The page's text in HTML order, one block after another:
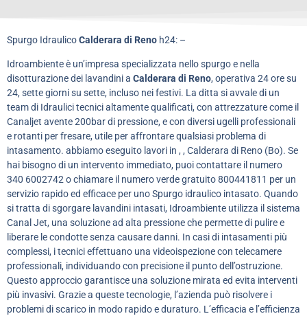
Spurgo IdraulicoCalderara di Reno h24: –
Idroambiente è un’impresa specializzata nello spurgo e nella
disotturazione dei lavandini a Calderara di Reno, operativa 24 ore su
24, sette giorni su sette, incluso nei festivi. La ditta si avvale di un
team di Idraulici tecnici altamente qualificati, con attrezzature come il
Canaljet avente 200bar di pressione, e con diversi ugelli professionali
e rotanti per fresare, utile per affrontare qualsiasi problema di
intasamento. abbiamo eseguito lavori in , , Calderara di Reno (Bo). Se
hai bisogno di un intervento immediato, puoi contattare il numero
340 6002742 o chiamare il numero verde gratuito 800441811 per un
servizio rapido ed efficace per uno Spurgo idraulico intasato. Quando
si tratta di sgorgare lavandini intasati, Idroambiente utilizza il sistema
Canal Jet, una soluzione ad alta pressione che permette di pulire e
liberare le condotte senza causare danni. In casi di intasamenti più
complessi, i tecnici effettuano una videoispezione con telecamere
professionali, individuando con precisione il punto dell’ostruzione.
Questo approccio garantisce una soluzione mirata ed evita interventi
più invasivi. Grazie a queste tecnologie, l’azienda può risolvere i
problemi di scarico in modo rapido e duraturo. L’efficacia e l’efficienza